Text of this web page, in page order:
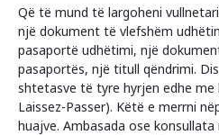
Që të mund të largoheni
një dokument të vlefshëm
pasaportë udhëtimi, një
pasaportës, një titull qëndrimi.
shtetasve të tyre hyrjen edhe me
Laissez-Passer). Këtë e merrni
huajve. Ambasada ose